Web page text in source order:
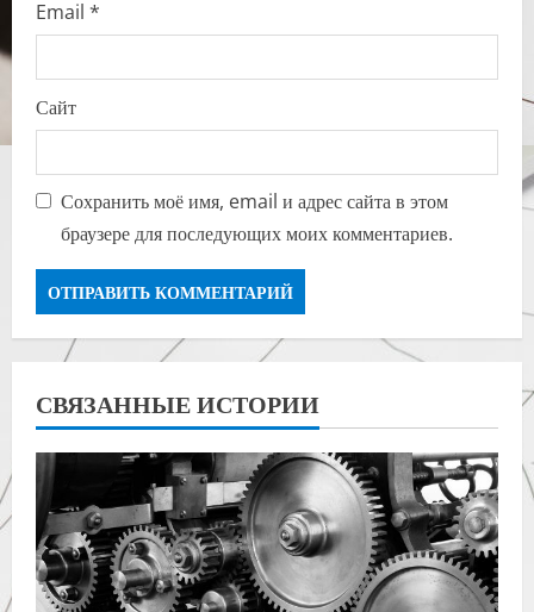
Email *
Сайт
Сохранить моё имя, email и адрес сайта в этом
браузере для последующих моих комментариев.
СВЯЗАННЫЕ ИСТОРИИ